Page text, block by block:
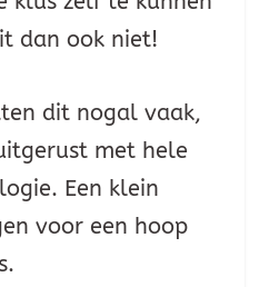
dan ook niet!
dit nogal vaak,
met hele
Een klein
voor een hoop